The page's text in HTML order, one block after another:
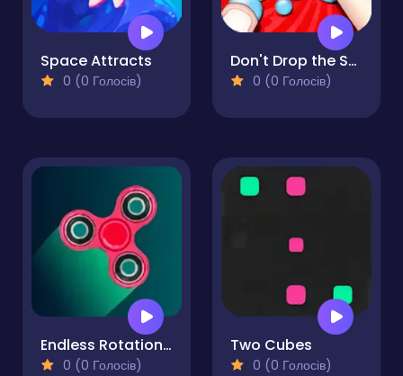
Space Attracts
0 (0 Голосів)
Don't Drop the Sponge
0 (0 Голосів)
Endless Rotation - Spinner Challenge
0 (0 Голосів)
Two Cubes
0 (0 Голосів)